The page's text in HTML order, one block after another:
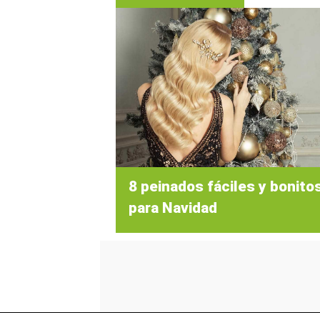
8 peinados fáciles y
para Navidad